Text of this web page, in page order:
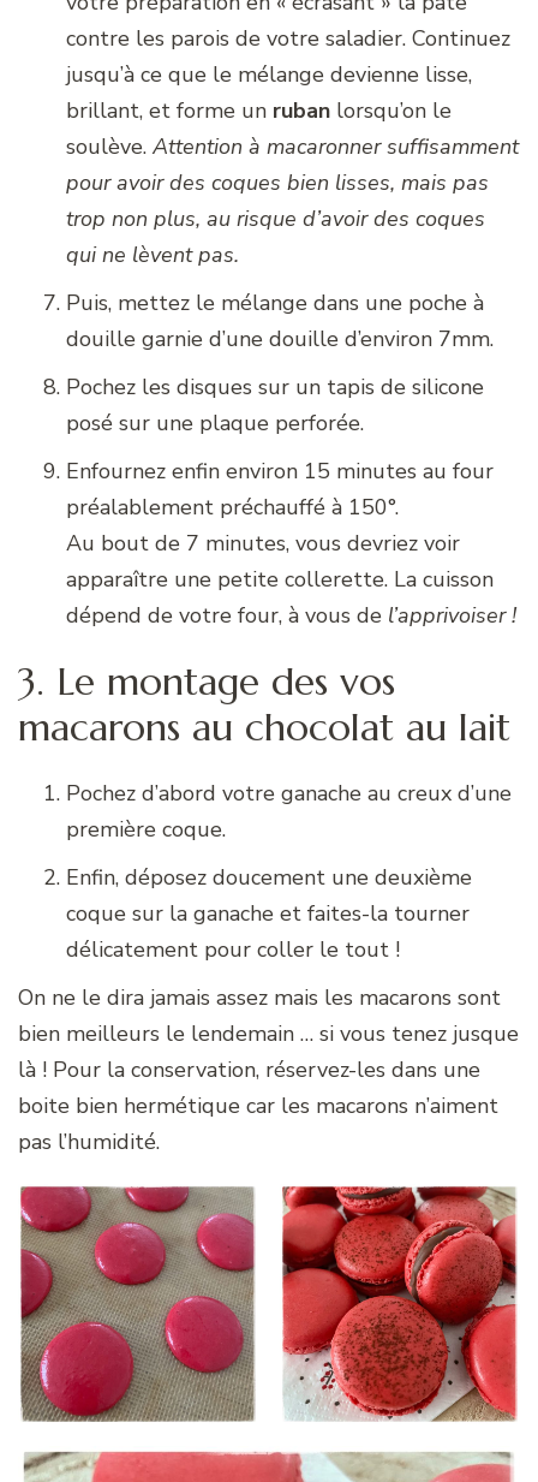
contre les parois de votre saladier. Continuez
jusqu’à ce que le mélange devienne lisse,
brillant, et forme un ruban lorsqu’on le
soulève. Attention à macaronner suffisamment
pour avoir des coques bien lisses, mais pas
trop non plus, au risque d’avoir des coques
qui ne lèvent pas.
Puis, mettez le mélange dans une poche à
douille garnie d’une douille d’environ 7mm.
Pochez les disques sur un tapis de silicone
posé sur une plaque perforée.
Enfournez enfin environ 15 minutes au four
préalablement préchauffé à 150°.
Au bout de 7 minutes, vous devriez voir
apparaître une petite collerette. La cuisson
dépend de votre four, à vous de l’apprivoiser !
3. Le montage des vos
macarons au chocolat au lait
Pochez d’abord votre ganache au creux d’une
première coque.
Enfin, déposez doucement une deuxième
coque sur la ganache et faites-la tourner
délicatement pour coller le tout !
On ne le dira jamais assez mais les macarons sont
bien meilleurs le lendemain … si vous tenez jusque
là ! Pour la conservation, réservez-les dans une
boite bien hermétique car les macarons n’aiment
pas l’humidité.